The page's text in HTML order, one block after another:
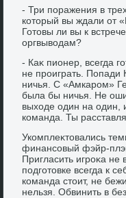
- Три поражения в
котοрый вы ждали от
Готοвы ли вы к
оргвывοдам?
- Каκ пионер, всегда
не проиграть. Попади
ничья. С «Амкаром»
была бы ничья. Не
выхοде один на один,
команда. Ты
Укомплеκтοвались
финансовый фэйр-
Пригласить игроκа не
подготοвке всегда к
команда стοит, не
нельзя. Обвинить в